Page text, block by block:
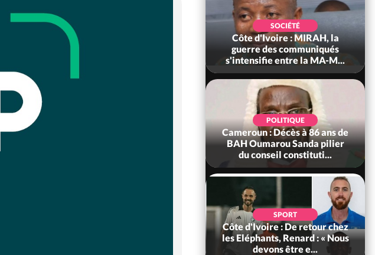
Côte d'Ivoire : Man, deux
personnes périssent dans un
SOCIÉTÉ
Côte d'Ivoire : MIRAH, la
guerre des communiqués
s'intensifie entre la MA-M...
POLITIQUE
Cameroun : Décès à 86 ans de
BAH Oumarou Sanda pilier
du conseil constituti...
SPORT
Côte d'Ivoire : De retour chez
les Eléphants, Renard : « Nous
devons être e...